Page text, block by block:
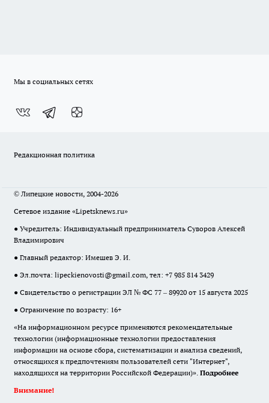
Мы в социальных сетях
Редакционная политика
© Липецкие новости, 2004-2026
Сетевое издание «Lipetsknews.ru»
● Учредитель: Индивидуальный предприниматель Суворов Алексей
Владимирович
● Главный редактор: Имешев Э. И.
● Эл.почта: lipeckienovosti@gmail.com, тел: +7 985 814 3429
● Свидетельство о регистрации ЭЛ № ФС 77 – 89920 от 15 августа 2025
● Ограничение по возрасту: 16+
«На информационном ресурсе применяются рекомендательные
технологии (информационные технологии предоставления
информации на основе сбора, систематизации и анализа сведений,
относящихся к предпочтениям пользователей сети "Интернет",
находящихся на территории Российской Федерации)». Подробнее
Внимание!